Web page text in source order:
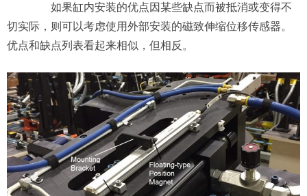
如果缸内安装的优点因某些缺点而被抵消或变得不
切实际，则可以考虑使用外部安装的磁致伸缩位移传感器。
优点和缺点列表看起来相似，但相反。